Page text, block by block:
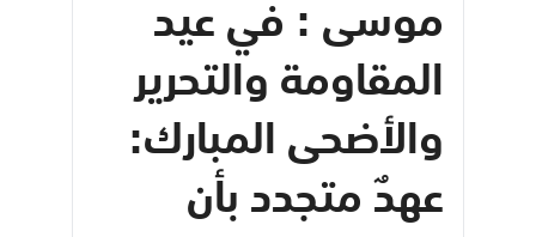
موسى : في عيد
المقاومة والتحرير
والأضحى المبارك:
عهدٌ متجدد بأن